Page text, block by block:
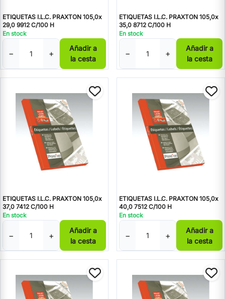
ETIQUETAS I.L.C. PRAXTON 105,0x
29,0 9912 C/100 H
En stock
− +
Añadir a
la cesta
ETIQUETAS I.L.C. PRAXTON 105,0x
35,0 8712 C/100 H
En stock
− +
Añadir a
la cesta
ETIQUETAS I.L.C. PRAXTON 105,0x
37,0 7412 C/100 H
En stock
− +
Añadir a
la cesta
ETIQUETAS I.L.C. PRAXTON 105,0x
40,0 7512 C/100 H
En stock
− +
Añadir a
la cesta